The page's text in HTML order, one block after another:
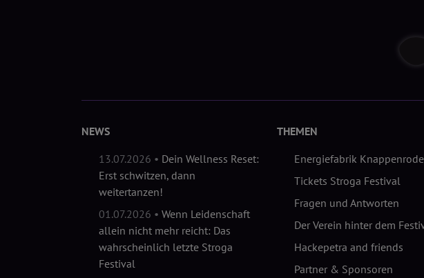
NEWS
13.07.2026 • Dein Wellness Reset:
Erst schwitzen, dann
weitertanzen!
01.07.2026 • Wenn Leidenschaft
allein nicht mehr reicht: Das
wahrscheinlich letzte Stroga
Festival
THEMEN
Energiefabrik Knappenrode
Tickets Stroga Festival
Fragen und Antworten
Der Verein hinter dem
Hackepetra and friends
Partner & Sponsoren